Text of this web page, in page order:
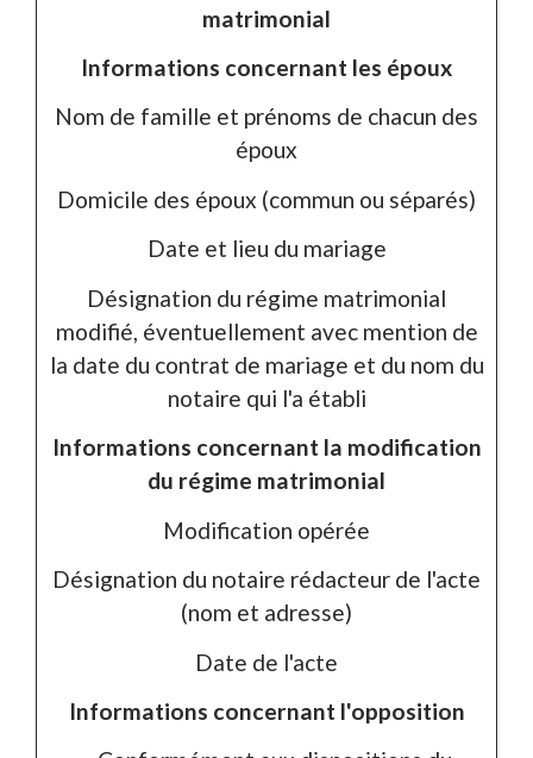
matrimonial
Informations concernant les époux
Nom de famille et prénoms de chacun des
époux
Domicile des époux (commun ou séparés)
Date et lieu du mariage
Désignation du régime matrimonial
modifié, éventuellement avec mention de
la date du contrat de mariage et du nom du
notaire qui l'a établi
Informations concernant la modification
du régime matrimonial
Modification opérée
Désignation du notaire rédacteur de l'acte
(nom et adresse)
Date de l'acte
Informations concernant l'opposition